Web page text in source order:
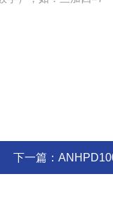
下一篇：